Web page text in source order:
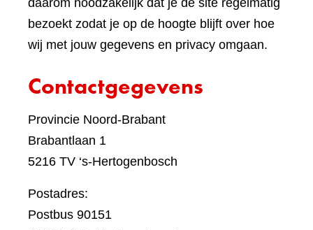
daarom noodzakelijk dat je de site regelmatig
bezoekt zodat je op de hoogte blijft over hoe
wij met jouw gegevens en privacy omgaan.
Contactgegevens
Provincie Noord-Brabant
Brabantlaan 1
5216 TV ‘s-Hertogenbosch
Postadres:
Postbus 90151